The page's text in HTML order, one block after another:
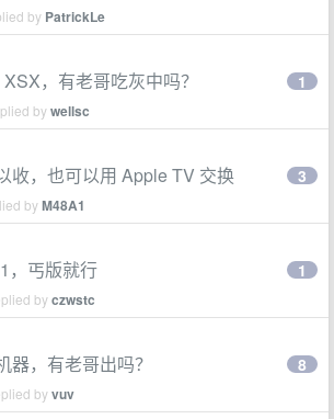
by PatrickLe
，有老哥吃灰中吗？
bywellsc
1
收，也可以用 Apple TV 交换
byM48A1
3
，丐版就行
byczwstc
1
器，有老哥出吗？
byvuv
8